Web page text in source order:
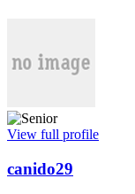
View full profile
canido29